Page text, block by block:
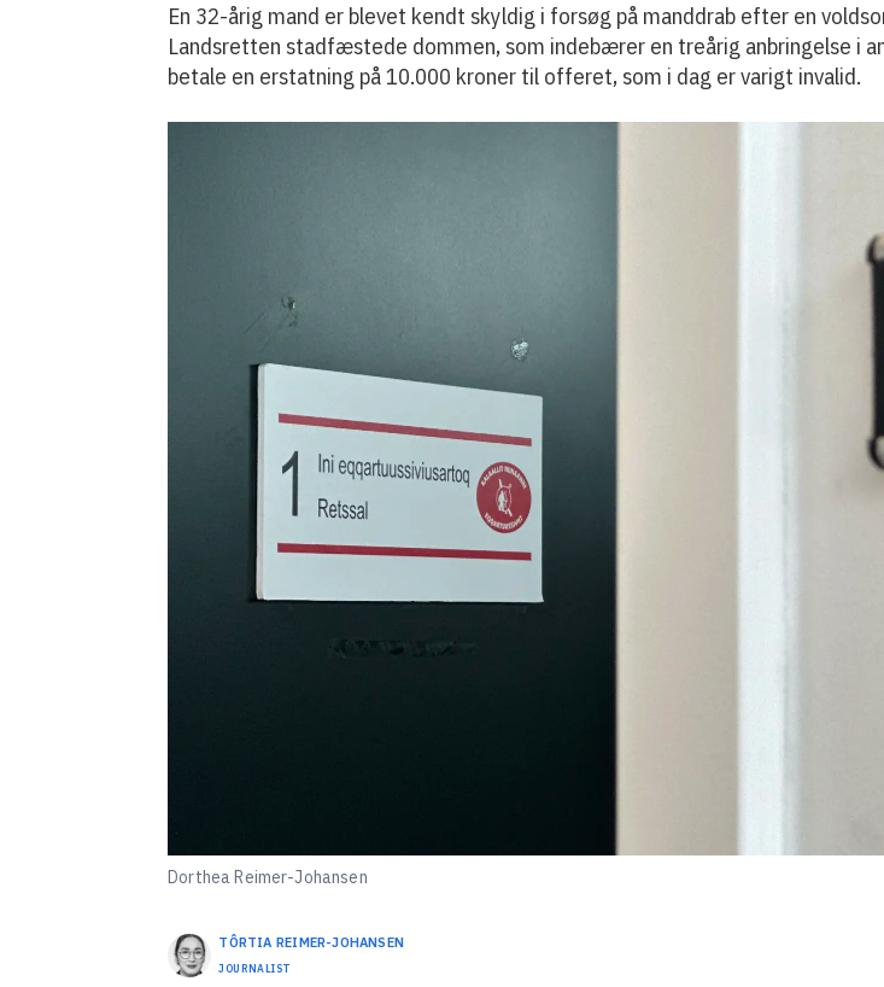
En 32-årig mand er blevet kendt skyldig i forsøg på manddrab efter en
Landsretten stadfæstede dommen, som indebærer en treårig anbringelse i
betale en erstatning på 10.000 kroner til offeret, som i dag er varigt invalid.
Dorthea Reimer-Johansen
TÔRTIA REIMER-JOHANSEN
JOURNALIST